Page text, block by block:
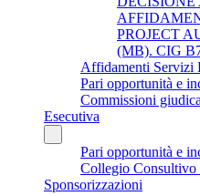
PROJECT
(MB). CIG
Affidamenti Servizi
Pari opportunità e
Commissioni
Esecutiva
Pari opportunità e
Collegio
Sponsorizzazioni